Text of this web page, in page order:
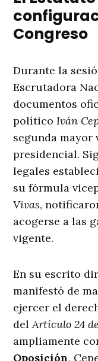
Congreso
Durante la
Escrutadora
documentos
políticoIván
segunda
presidencial.
legales
su fórmula
Vivas,
acogerse a las
vigente.
En su escrito
manifestó de
ejercer el
delArtículo 24
ampliamente
Oposición,